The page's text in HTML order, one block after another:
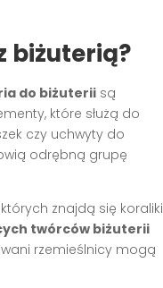
biżuterią?
do biżuterii są
które służą do
czy uchwyty do
odrębną grupę
znajdą się koraliki
twórców biżuterii
rzemieślnicy mogą